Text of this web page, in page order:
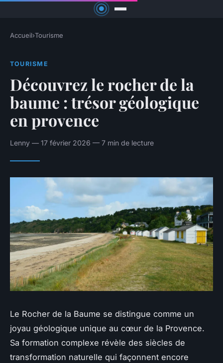
Accueil›Tourisme
TOURISME
Découvrez le rocher de la
baume : trésor géologique
en provence
Lenny — 17 février 2026 — 7 min de lecture
Le Rocher de la Baume se distingue comme un
joyau géologique unique au cœur de la Provence.
Sa formation complexe révèle des siècles de
transformation naturelle qui façonnent encore